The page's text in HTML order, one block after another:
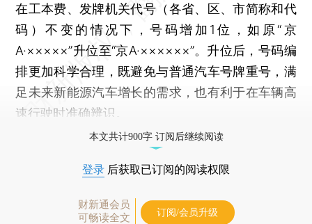
在工本费、发牌机关代号（各省、区、市简称和代
码）不变的情况下，号码增加1位，如原“京
A·×××××”升位至“京A·××××××”。升位后，号码编
排更加科学合理，既避免与普通汽车号牌重号，满
足未来新能源汽车增长的需求，也有利于在车辆高
速行驶时准确辨识。
本文共计900字 订阅后继续阅读
登录 后获取已订阅的阅读权限
财新通会员
可畅读全文
订阅/会员升级